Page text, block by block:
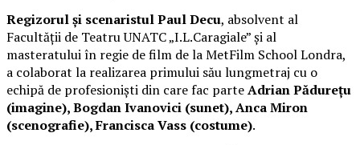
Regizorul și scenaristul Paul Decu, absolvent al
Facultății de Teatru UNATC „I.L.Caragiale” și al
masteratului în regie de film de la MetFilm School Londra,
a colaborat la realizarea primului său lungmetraj cu o
echipă de profesioniști din care fac parteAdrian Pădurețu
(imagine), Bogdan Ivanovici (sunet), Anca Miron
(scenografie), Francisca Vass (costume).